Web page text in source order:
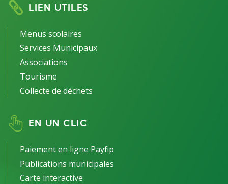
LIEN UTILES
Menus scolaires
Services Municipaux
Associations
Tourisme
Collecte de déchets
EN UN CLIC
Paiement en ligne Payfip
Publications municipales
Carte interactive